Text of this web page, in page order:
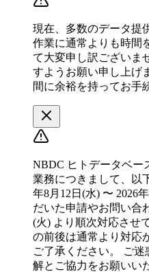
現在、多数のデータ提
作業に通常よりも時間
て大変申し訳ございま
すようお願い申し上げ
間に余裕を持ってお手
NBDC ヒトデータベー
業務につきまして、以
年8月12日(水) 〜 2026
だいた申請やお問い合
(火) より順次対応させ
の前後は通常より対応
ご了承ください。 ご
解とご協力をお願いい